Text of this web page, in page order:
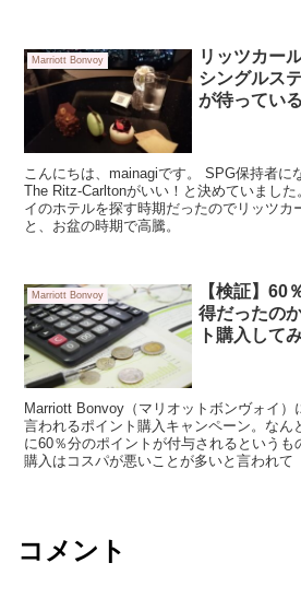
Marriott Bonvoy
リッツカー
シングルス
が待ってい
こんにちは、mainagiです。 SPG保持者に
The Ritz-Carltonがいい！と決めていまし
イのホテルを探す時期だったのでリッツカ
と、お盆の時期で高騰。
Marriott Bonvoy
【検証】60
得だったの
ト購入して
Marriott Bonvoy（マリオットボンヴォイ）
言われるポイント購入キャンペーン。なん
に60％分のポイントが付与されるというも
購入はコスパが悪いことが多いと言われて
コメント